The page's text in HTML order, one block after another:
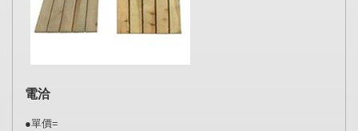
電洽
●單價=